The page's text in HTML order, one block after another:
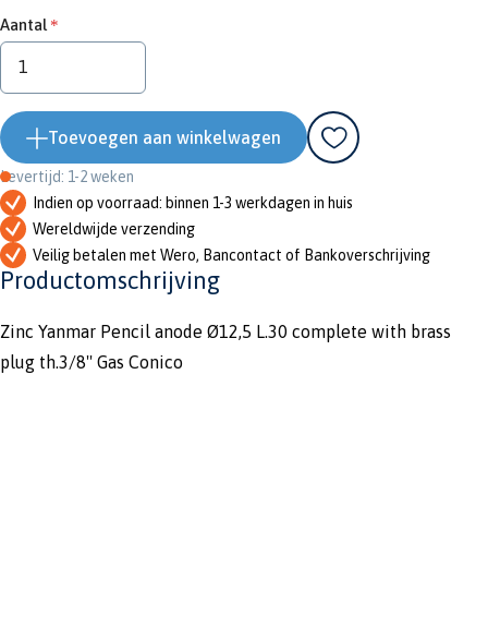
Aantal
Toevoegen aan winkelwagen
Levertijd: 1-2 weken
Indien op voorraad: binnen 1-3 werkdagen in huis
Wereldwijde verzending
Veilig betalen met Wero, Bancontact of Bankoverschrijving
Productomschrijving
Zinc Yanmar Pencil anode Ø12,5 L.30 complete with brass
plug th.3/8'' Gas Conico